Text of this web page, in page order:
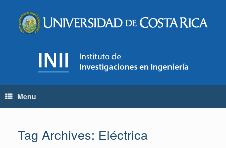
content
Menu
Tag Archives: Eléctrica